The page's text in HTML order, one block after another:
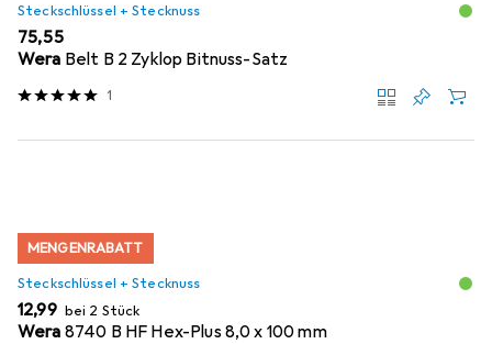
Steckschlüssel + Stecknuss
EUR
75,55
Wera Belt B 2 Zyklop Bitnuss-Satz
1
MENGENRABATT
Steckschlüssel + Stecknuss
EUR
12,99 bei 2 Stück
Wera 8740 B HF Hex-Plus 8,0 x 100 mm